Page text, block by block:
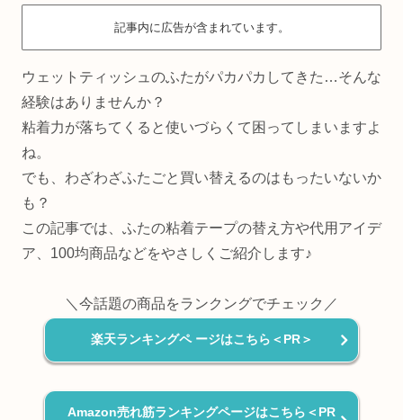
記事内に広告が含まれています。
ウェットティッシュのふたがパカパカしてきた…そんな
経験はありませんか？
粘着力が落ちてくると使いづらくて困ってしまいますよ
ね。
でも、わざわざふたごと買い替えるのはもったいないか
も？
この記事では、ふたの粘着テープの替え方や代用アイデ
ア、100均商品などをやさしくご紹介します♪
＼今話題の商品をランクングでチェック／
楽天ランキングペ ージはこちら＜PR＞
Amazon売れ筋ランキングページはこちら＜PR